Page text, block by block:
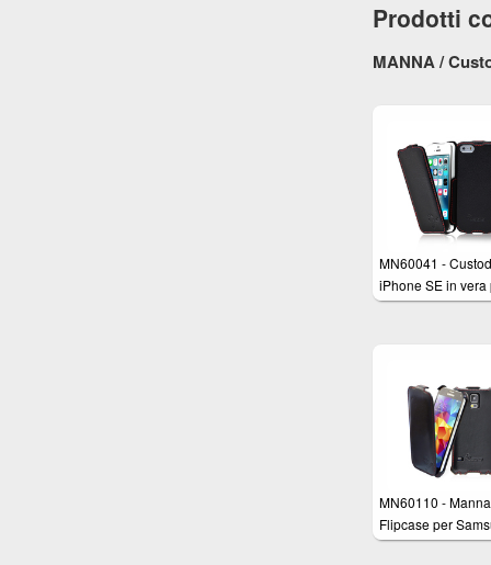
Prodotti
MANNA /
MN60041 -
iPhone SE in vera
nappa nera -
MN60110 - Manna
Flipcase per
Galaxy S5 -